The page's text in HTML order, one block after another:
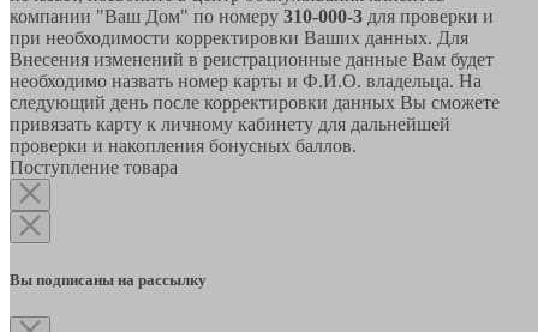
компании "Ваш Дом" по номеру 310-000-3 для проверки и
при необходимости корректировки Ваших данных. Для
Внесения изменений в реистрационные данные Вам будет
необходимо назвать номер карты и Ф.И.О. владельца. На
следующий день после корректировки данных Вы сможете
привязать карту к личному кабинету для дальнейшей
проверки и накопления бонусных баллов.
Поступление товара
Вы подписаны на рассылку